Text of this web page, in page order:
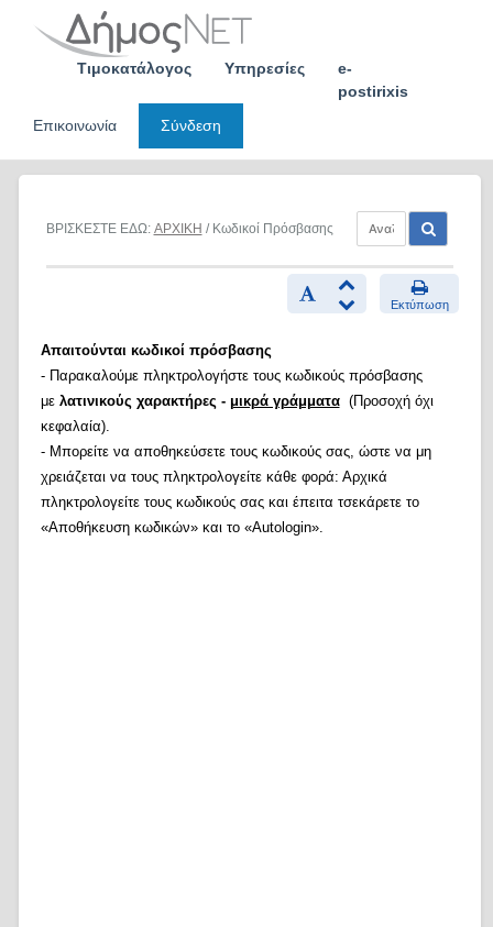
Τιμοκατάλογος Υπηρεσίες
e-
postirixis
Επικοινωνία
Σύνδεση
ΒΡΙΣΚΕΣΤΕ ΕΔΩ: ΑΡΧΙΚΗ / Κωδικοί Πρόσβασης
Εκτύπωση
Απαιτούνται κωδικοί πρόσβασης
- Παρακαλούμε πληκτρολογήστε τους κωδικούς πρόσβασης
με λατινικούς χαρακτήρες - μικρά γράμματα(Προσοχή όχι
κεφαλαία).
- Μπορείτε να αποθηκεύσετε τους κωδικούς σας, ώστε να μη
χρειάζεται να τους πληκτρολογείτε κάθε φορά: Αρχικά
πληκτρολογείτε τους κωδικούς σας και έπειτα τσεκάρετε το
«Αποθήκευση κωδικών» και το «Autologin».